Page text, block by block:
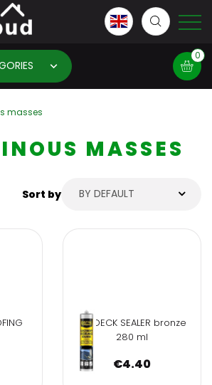
0
×
masses
MASSES
Sort by BY DEFAULT
DB DECK SEALER bronze
280 ml
€4.40